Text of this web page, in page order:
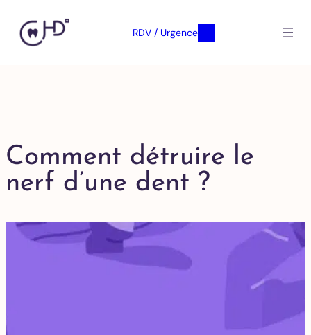
RDV / Urgence
Comment détruire le
nerf d’une dent ?